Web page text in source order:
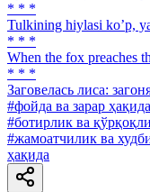
* * *
Tulkining hiylasi koʼp,
* * *
When the fox preaches
* * *
Заговелась лиса:
#фойда ва зарар ҳақида
#ботирлик ва
#жамоатчилик ва
ҳақида